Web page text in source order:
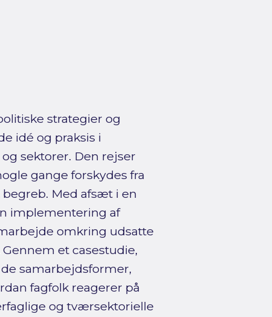
strategier og
idé og praksis i
sektorer. Den rejser
gange forskydes fra
Med afsæt i en
implementering af
omkring udsatte
et casestudie,
samarbejdsformer,
fagfolk reagerer på
og tværsektorielle